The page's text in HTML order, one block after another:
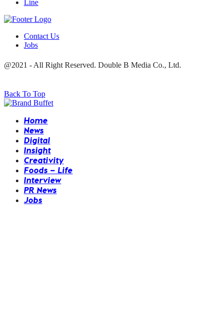
Line
Contact Us
Jobs
@2021 - All Right Reserved. Double B Media Co., Ltd.
Back To Top
Home
News
Digital
Insight
Creativity
Foods – Life
Interview
PR News
Jobs